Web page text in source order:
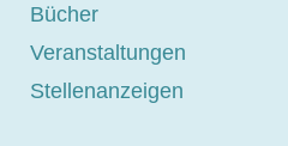
Bücher
Veranstaltungen
Stellenanzeigen